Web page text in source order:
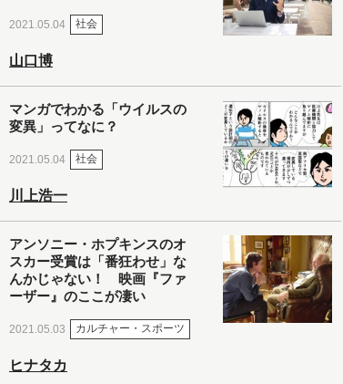
2021.05.04 社会
山口博
マンガでわかる「ウイルスの
変異」ってなに？
2021.05.04 社会
川上浩一
アンソニー・ホプキンスのオ
スカー受賞は「番狂わせ」な
んかじゃない！ 映画『ファ
ーザー』のここが凄い
2021.05.03 カルチャー・スポーツ
ヒナタカ